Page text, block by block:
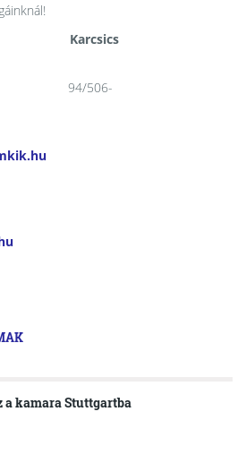
Karcsics
94/506-
a kamara Stuttgartba